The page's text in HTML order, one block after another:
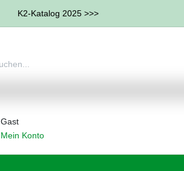
K2-Katalog 2025 >>>
Gast
Mein Konto